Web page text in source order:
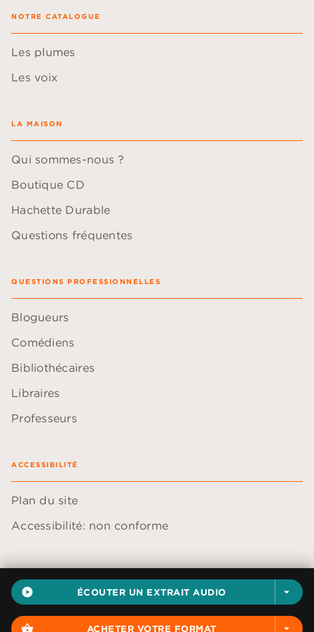
play_circle_filled ÉCOUTER UN EXTRAIT AUDIO arrow_drop_down
shopping_basket ACHETER VOTRE FORMAT arrow_drop_down
NOTRE CATALOGUE
Les plumes
Les voix
LA MAISON
Qui sommes-nous ?
Boutique CD
Hachette Durable
Questions fréquentes
QUESTIONS PROFESSIONNELLES
Blogueurs
Comédiens
Bibliothécaires
Libraires
Professeurs
ACCESSIBILITÉ
Plan du site
Accessibilité: non conforme
Données personnelles
Paramétrer vos cookies